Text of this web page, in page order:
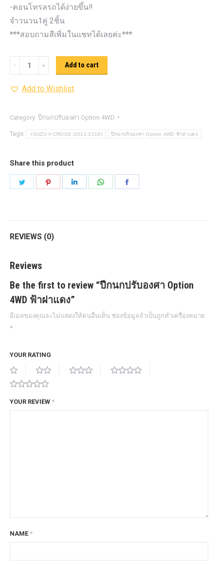
-คอนโทรลรถได้ง่ายขึ้น‼️
จำวนวน1คู่ 2ชิ้น
***สอบถามสีเพิ่มในแชทได้เลยค่ะ***
ปีกนก
ปรับ
องศา
4WD
ฟ้า
Add to cart
Add to Wishlist
Category: ปีกนกปรับองศา Option 4WD
Tags: -ISUZU V-CROSS (2012-2019) ปีกนกปรับองศา Option 4WD ฟ้าฝาแดง
Share this product
REVIEWS (0)
Reviews
Be the first to review “ปีกนกปรับองศา Option
4WD ฟ้าฝาแดง”
อีเมลของคุณจะไม่แสดงให้คนอื่นเห็น ช่องข้อมูลจำเป็นถูกทำเครื่องหมาย
*
YOUR RATING
YOUR REVIEW *
NAME *